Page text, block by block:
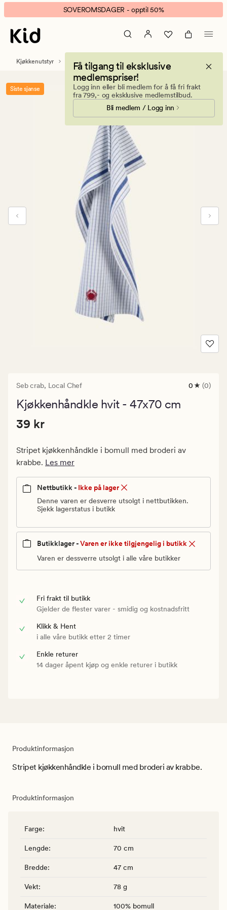
Seb
crab
kjøkkenhåndkle
hvit
banner.
Klikk
ESCAPE
pause.
SOVEROMSDAGER - opptil 50%
Få tilgang til eksklusive
medlemspriser!
Logg inn eller bli medlem for å få fri frakt
fra 799,- og eksklusive medlemstilbud.
Bli medlem / Logg inn
Kjøkkenutstyr Kjøkkenhåndklær
Siste sjanse
Seb crab, Local Chef
0
0 (0)
Kjøkkenhåndkle hvit - 47x70 cm
Pris
Vanlig
39
Pris 39 kr
39 kr
Stripet kjøkkenhåndkle i bomull med broderi av
krabbe. Les mer
Nettbutikk - Ikke på lager
Denne varen er desverre utsolgt i nettbutikken.
Sjekk lagerstatus i butikk
Butikklager -Varen er ikke tilgjengelig i butikk
Varen er dessverre utsolgt i alle våre butikker
Fri frakt til butikk
Gjelder de flester varer - smidig og kostnadsfritt
Klikk & Hent
i alle våre butikk etter 2 timer
Enkle returer
14 dager åpent kjøp og enkle returer i butikk
Produktinformasjon
Stripet kjøkkenhåndkle i bomull med broderi av krabbe.
Produktinformasjon
Farge: hvit
Lengde: 70 cm
Bredde: 47 cm
Vekt: 78 g
Materiale: 100% bomull